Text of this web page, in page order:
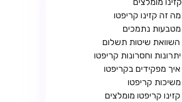
מה זה קזינו קריפטו
מטבעות נתמכים
השוואת שיטות תשלום
יתרונות וחסרונות קריפטו
איך מפקידים בקריפטו
משיכות קריפטו
קזינו קריפטו מומלצים